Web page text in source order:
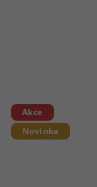
Akce
Novinka